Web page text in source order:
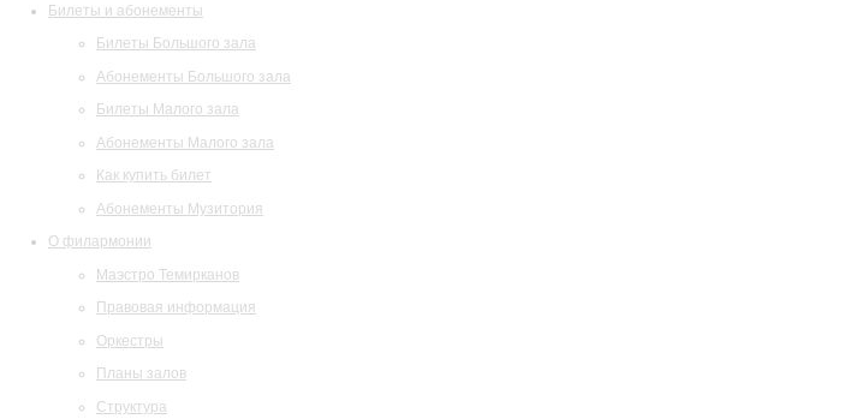
Билеты и абонементы
Билеты Большого зала
Абонементы Большого зала
Билеты Малого зала
Абонементы Малого зала
Как купить билет
Абонементы Музитория
О филармонии
Маэстро Темирканов
Правовая информация
Оркестры
Планы залов
Структура